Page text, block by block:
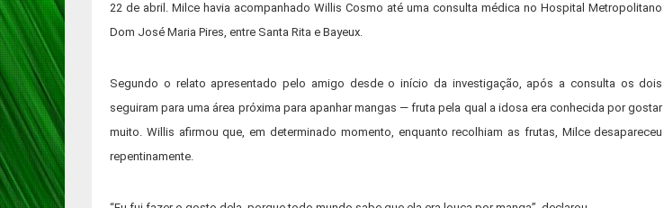
22 de abril. Milce havia acompanhado Willis Cosmo até uma consulta médica no Hospital Metropolitano
Dom José Maria Pires, entre Santa Rita e Bayeux.
Segundo o relato apresentado pelo amigo desde o início da investigação, após a consulta os dois
seguiram para uma área próxima para apanhar mangas — fruta pela qual a idosa era conhecida por gostar
muito. Willis afirmou que, em determinado momento, enquanto recolhiam as frutas, Milce desapareceu
repentinamente.